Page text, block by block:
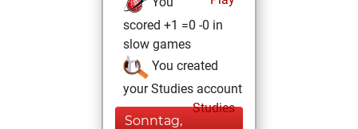
scored +1 =0 -0 in
slow games
You created
your Studies account
Studies
Sonntag,